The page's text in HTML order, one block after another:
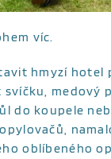
víc.
hmyzí hotel
medový
do koupele
oblíbeného